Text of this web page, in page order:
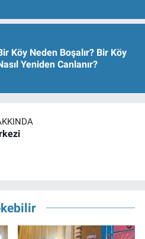
Köy Neden Boşalır? Bir Köy
Yeniden Canlanır?